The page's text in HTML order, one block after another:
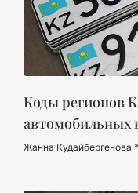
Коды регионов
автомобильных
Жанна Кудайбергенова